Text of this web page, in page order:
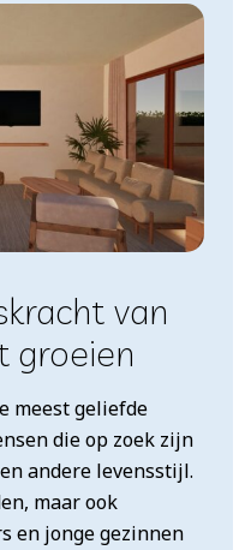
van
groeien
meest geliefde
die op zoek zijn
andere levensstijl.
maar ook
en jonge gezinnen